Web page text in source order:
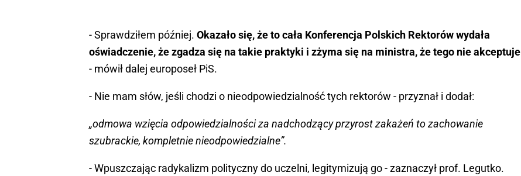
- Sprawdziłem później. Okazało się, że to cała Konferencja Polskich Rektorów wydała
oświadczenie, że zgadza się na takie praktyki i zżyma się na ministra, że tego nie akceptuje
- mówił dalej europoseł PiS.
- Nie mam słów, jeśli chodzi o nieodpowiedzialność tych rektorów - przyznał i dodał:
„odmowa wzięcia odpowiedzialności za nadchodzący przyrost zakażeń to zachowanie
szubrackie, kompletnie nieodpowiedzialne”.
- Wpuszczając radykalizm polityczny do uczelni, legitymizują go - zaznaczył prof. Legutko.